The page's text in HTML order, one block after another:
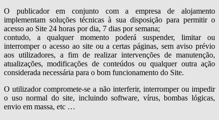
O publicador em conjunto com a empresa de alojamento
implementam soluções técnicas à sua disposição para permitir o
acesso ao Site 24 horas por dia, 7 dias por semana;
contudo, a qualquer momento poderá suspender, limitar ou
interromper o acesso ao site ou a certas páginas, sem aviso prévio
aos utilizadores, a fim de realizar intervenções de manutenção,
atualizações, modificações de conteúdos ou qualquer outra ação
considerada necessária para o bom funcionamento do Site.
O utilizador compromete-se a não interferir, interromper ou impedir
o uso normal do site, incluindo software, vírus, bombas lógicas,
envio em massa, etc …